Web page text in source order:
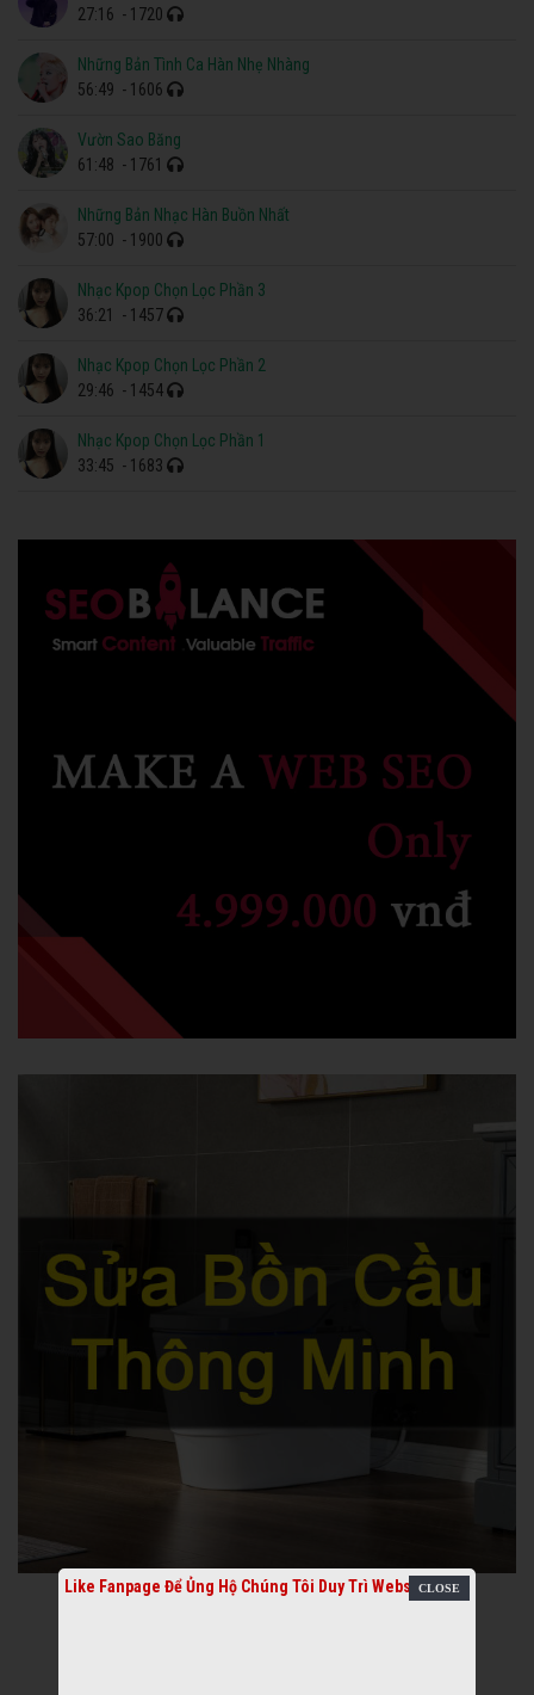
27:16 - 1720
Những Bản Tình Ca Hàn Nhẹ Nhàng
56:49 - 1606
Vườn Sao Băng
61:48 - 1761
Những Bản Nhạc Hàn Buồn Nhất
57:00 - 1900
Nhạc Kpop Chọn Lọc Phần 3
36:21
- 1457
Nhạc Kpop Chọn Lọc Phần 2
29:46 - 1454
Nhạc Kpop Chọn Lọc Phần 1
33:45 - 1683
Like Fanpage Để Ủng Hộ Chúng Tôi Duy Trì Website